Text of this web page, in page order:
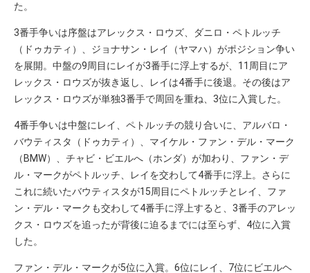
た。
3番手争いは序盤はアレックス・ロウズ、ダニロ・ペトルッチ
（ドゥカティ）、ジョナサン・レイ（ヤマハ）がポジション争い
を展開。中盤の9周目にレイが3番手に浮上するが、11周目にア
レックス・ロウズが抜き返し、レイは4番手に後退。その後はア
レックス・ロウズが単独3番手で周回を重ね、3位に入賞した。
4番手争いは中盤にレイ、ペトルッチの競り合いに、アルバロ・
バウティスタ（ドゥカティ）、マイケル・ファン・デル・マーク
（BMW）、チャビ・ビエルへ（ホンダ）が加わり、ファン・デ
ル・マークがペトルッチ、レイを交わして4番手に浮上。さらに
これに続いたバウティスタが15周目にペトルッチとレイ、ファ
ン・デル・マークも交わして4番手に浮上すると、3番手のアレッ
クス・ロウズを追ったが背後に迫るまでには至らず、4位に入賞
した。
ファン・デル・マークが5位に入賞。6位にレイ、7位にビエルヘ